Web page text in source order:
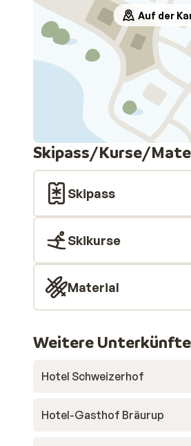
Auf der
Skipass/Kurse/
Skipass
Skikurse
Material
Weitere
Hotel Schweizerhof
Hotel-Gasthof Bräurup